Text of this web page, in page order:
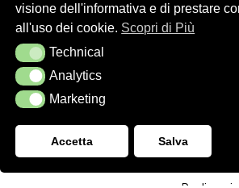
visione dell'informativa e di prestare
all'uso dei cookie. Scopri di Più
Technical
Technical
Analytics
Analytics
Marketing
Marketing
Accetta Salva
Bambini
Ordini
Wishlist